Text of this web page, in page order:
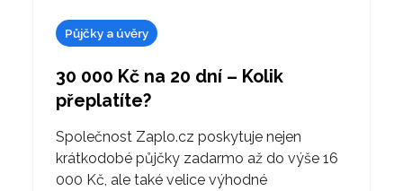
Půjčky a úvěry
30 000 Kč na 20 dní – Kolik
přeplatíte?
Společnost Zaplo.cz poskytuje nejen
krátkodobé půjčky zadarmo až do výše 16
000 Kč, ale také velice výhodné